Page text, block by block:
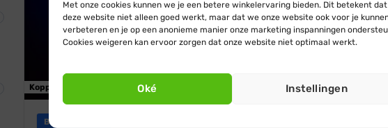
Met onze cookies kunnen we je een betere winkelervaring bieden. Dit betekent dat
deze website niet alleen goed werkt, maar dat we onze website ook voor je
verbeteren en je op een anonieme manier onze marketing inspanningen
Cookies weigeren kan ervoor zorgen dat onze website niet optimaal werkt.
Oké Instellingen
Koppelbaar
Blynx Festoon